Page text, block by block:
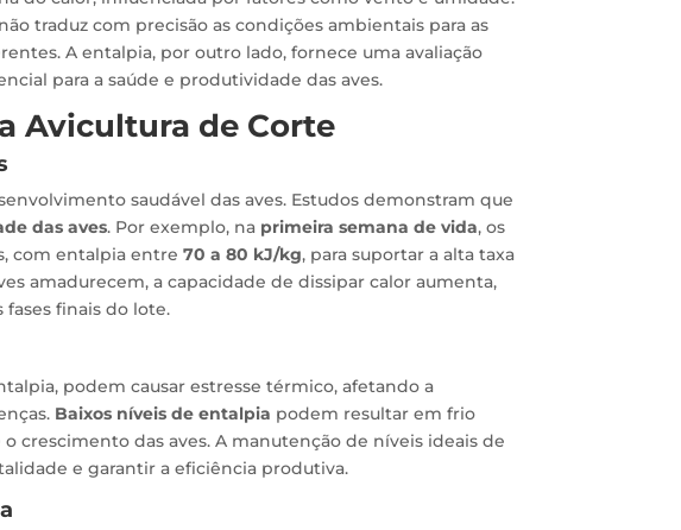
traduz com precisão as condições ambientais para as
A entalpia, por outro lado, fornece uma avaliação
para a saúde e produtividade das aves.
Avicultura de Corte
saudável das aves. Estudos demonstram que
das aves. Por exemplo, na primeira semana de vida, os
com entalpia entre 70 a 80 kJ/kg, para suportar a alta taxa
amadurecem, a capacidade de dissipar calor aumenta,
fases finais do lote.
podem causar estresse térmico, afetando a
Baixos níveis de entalpia podem resultar em frio
crescimento das aves. A manutenção de níveis ideais de
e garantir a eficiência produtiva.